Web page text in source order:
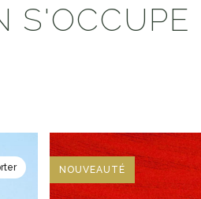
S'OCCUPE
NOUVEAUTÉ